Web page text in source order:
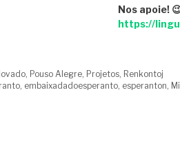
Nos apoie!
https://
, Pouso Alegre, Projetos, Renkontoj
, embaixadadoesperanto, esperanton,